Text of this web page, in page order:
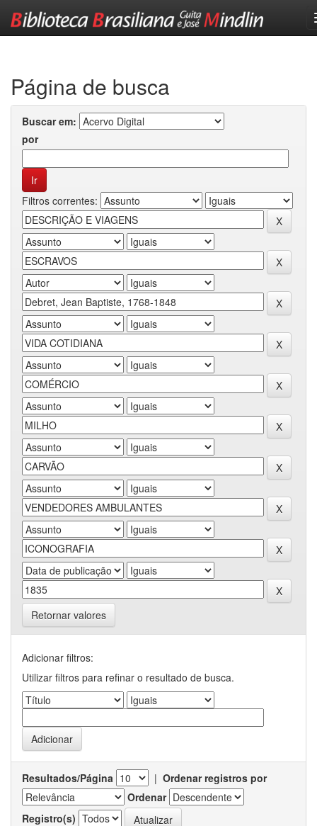
Página de busca
Buscar em:
por
Filtros correntes:
Retornar valores
Adicionar filtros:
Utilizar filtros para refinar o resultado de busca.
Resultados/Página | Ordenar registros por
Ordenar
Registro(s)